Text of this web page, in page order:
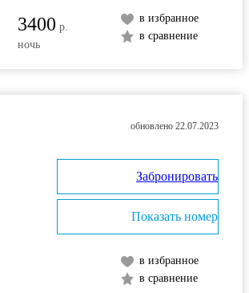
3400 р.
ночь
в избранное
в сравнение
обновлено 22.07.2023
в избранное
в сравнение
Забронировать
Показать номер